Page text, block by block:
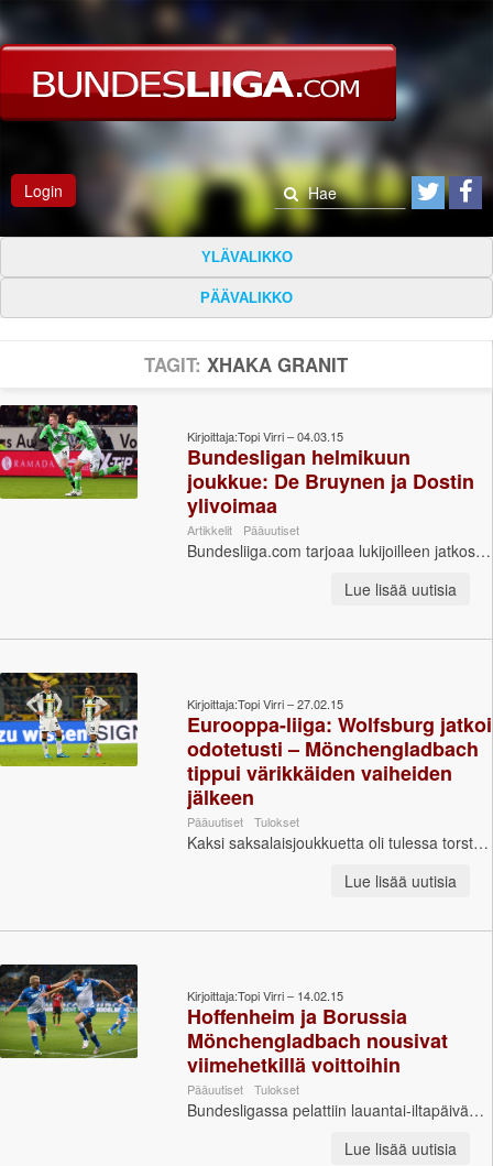
Login
YLÄVALIKKO
PÄÄVALIKKO
TAGIT: XHAKA GRANIT
Kirjoittaja:Topi Virri – 04.03.15
Bundesligan helmikuun
joukkue: De Bruynen ja Dostin
ylivoimaa
Artikkelit Pääuutiset
Bundesliiga.com tarjoaa lukijoilleen jatkossa jokaisen kuukauden päätteeksi Kuukauden joukkue -nimellä kulkevan juttusarjan. Tuomme juttusarjassa e...
Lue lisää uutisia
Kirjoittaja:Topi Virri – 27.02.15
Eurooppa-liiga: Wolfsburg jatkoi
odotetusti – Mönchengladbach
tippui värikkäiden vaiheiden
jälkeen
Pääuutiset Tulokset
Kaksi saksalaisjoukkuetta oli tulessa torstai-iltana Eurooppa-liigassa. Ensimmäisen osan 2-0-lukemin voittanut VfL Wolfsburg nollasi Sporting Lissabo...
Lue lisää uutisia
Kirjoittaja:Topi Virri – 14.02.15
Hoffenheim ja Borussia
Mönchengladbach nousivat
viimehetkillä voittoihin
Pääuutiset Tulokset
Bundesligassa pelattiin lauantai-iltapäivänä viisi ottelua. Bayern München teurasti HSV:n, Bayer Leverkusen hävisi huikean trillerin päätteeksi...
Lue lisää uutisia